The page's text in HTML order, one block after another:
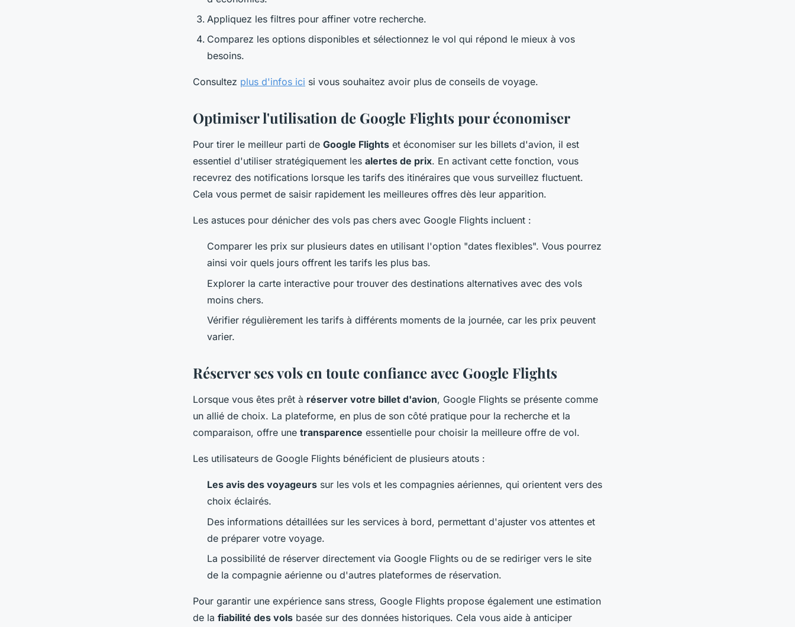
Appliquez les filtres pour affiner votre recherche.
Comparez les options disponibles et sélectionnez le vol qui répond le mieux à vos
besoins.
Consultez plus d'infos ici si vous souhaitez avoir plus de conseils de voyage.
Optimiser l'utilisation de Google Flights pour économiser
Pour tirer le meilleur parti de Google Flights et économiser sur les billets d'avion, il est
essentiel d'utiliser stratégiquement les alertes de prix. En activant cette fonction, vous
recevrez des notifications lorsque les tarifs des itinéraires que vous surveillez fluctuent.
Cela vous permet de saisir rapidement les meilleures offres dès leur apparition.
Les astuces pour dénicher des vols pas chers avec Google Flights incluent :
Comparer les prix sur plusieurs dates en utilisant l'option "dates flexibles". Vous pourrez
ainsi voir quels jours offrent les tarifs les plus bas.
Explorer la carte interactive pour trouver des destinations alternatives avec des vols
moins chers.
Vérifier régulièrement les tarifs à différents moments de la journée, car les prix peuvent
varier.
Réserver ses vols en toute confiance avec Google Flights
Lorsque vous êtes prêt à réserver votre billet d'avion, Google Flights se présente comme
un allié de choix. La plateforme, en plus de son côté pratique pour la recherche et la
comparaison, offre une transparence essentielle pour choisir la meilleure offre de vol.
Les utilisateurs de Google Flights bénéficient de plusieurs atouts :
Les avis des voyageurs sur les vols et les compagnies aériennes, qui orientent vers des
choix éclairés.
Des informations détaillées sur les services à bord, permettant d'ajuster vos attentes et
de préparer votre voyage.
La possibilité de réserver directement via Google Flights ou de se rediriger vers le site
de la compagnie aérienne ou d'autres plateformes de réservation.
Pour garantir une expérience sans stress, Google Flights propose également une estimation
de la fiabilité des vols basée sur des données historiques. Cela vous aide à anticiper